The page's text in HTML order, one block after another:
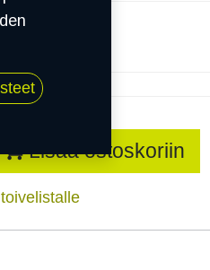
SNOW SL-6
Lisää ostoskoriin